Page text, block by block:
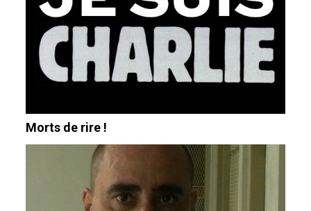
Morts de rire !